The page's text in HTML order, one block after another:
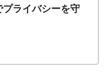
プライバシーを守